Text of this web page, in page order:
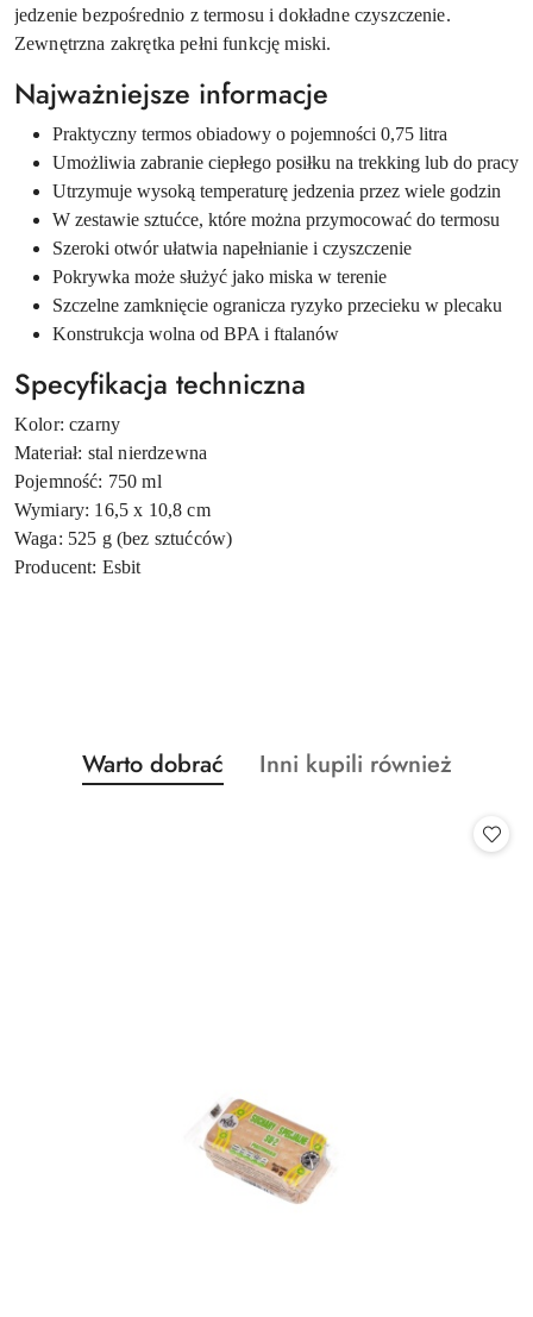
jedzenie bezpośrednio z termosu i dokładne czyszczenie.
Zewnętrzna zakrętka pełni funkcję miski.
Najważniejsze informacje
Praktyczny termos obiadowy o pojemności 0,75 litra
Umożliwia zabranie ciepłego posiłku na trekking lub do pracy
Utrzymuje wysoką temperaturę jedzenia przez wiele godzin
W zestawie sztućce, które można przymocować do termosu
Szeroki otwór ułatwia napełnianie i czyszczenie
Pokrywka może służyć jako miska w terenie
Szczelne zamknięcie ogranicza ryzyko przecieku w plecaku
Konstrukcja wolna od BPA i ftalanów
Specyfikacja techniczna
Kolor: czarny
Materiał: stal nierdzewna
Pojemność: 750 ml
Wymiary: 16,5 x 10,8 cm
Waga: 525 g (bez sztućców)
Producent: Esbit
Pomiń karuzelę produktów
Produkty
o
Warto dobrać
Produkty
Inni kupili również